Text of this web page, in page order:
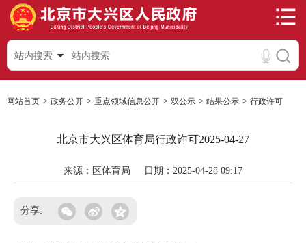
站内搜索
网站首页 > 政务公开 > 重点领域信息公开 > 双公示 > 结果公示 > 行政许可
北京市大兴区体育局行政许可2025-04-27
来源：区体育局 日期：2025-04-28 09:17
分享: